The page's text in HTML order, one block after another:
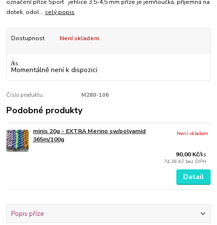
označení příze Sport jehlice 3,5-4,5 mm příze je jemňoučká, příjemná na
dotek, odol... celý popis
Dostupnost Není skladem
/ks
Momentálně není k dispozici
Číslo produktu: M280-106
Podobné produkty
minis 20g - EXTRA Merino sw/polyamid
365m/100g
90,00 Kč/ks
74,38 Kč bez DPH
Není skladem
Detail
Popis příze